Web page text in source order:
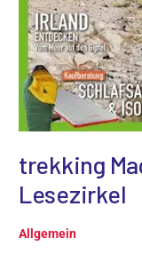
trekking
Lesezirkel
Allgemein